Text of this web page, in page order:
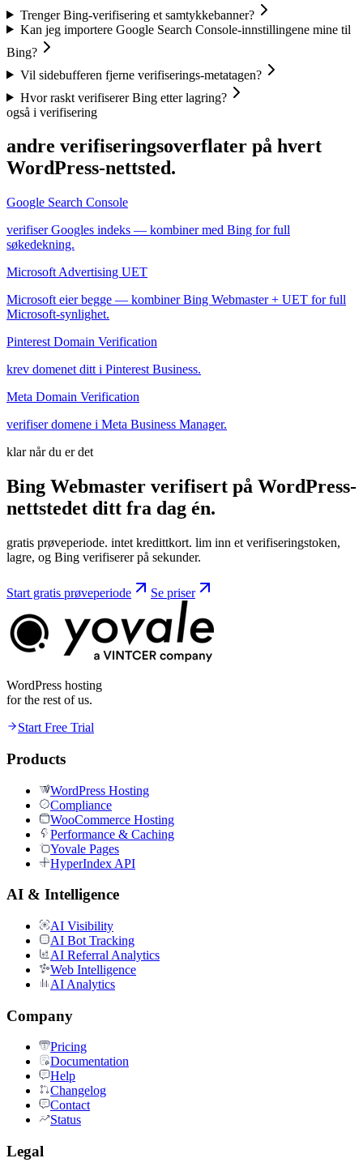
Trenger Bing-verifisering et samtykkebanner?
Kan jeg importere Google Search Console-innstillingene mine til
Bing?
Vil sidebufferen fjerne verifiserings-metatagen?
Hvor raskt verifiserer Bing etter lagring?
også i verifisering
andre verifiseringsoverflater på hvert
WordPress-nettsted.
Google Search Console
verifiser Googles indeks — kombiner med Bing for full
søkedekning.
Microsoft Advertising UET
Microsoft eier begge — kombiner Bing Webmaster + UET for full
Microsoft-synlighet.
Pinterest Domain Verification
krev domenet ditt i Pinterest Business.
Meta Domain Verification
verifiser domene i Meta Business Manager.
klar når du er det
Bing Webmaster verifisert på WordPress-
nettstedet ditt fra dag én.
gratis prøveperiode. intet kredittkort. lim inn et verifiseringstoken,
lagre, og Bing verifiserer på sekunder.
Start gratis prøveperiode Se priser
WordPress hosting
for the rest of us.
Start Free Trial
Products
WordPress Hosting
Compliance
WooCommerce Hosting
Performance & Caching
Yovale Pages
HyperIndex API
AI & Intelligence
AI Visibility
AI Bot Tracking
AI Referral Analytics
Web Intelligence
AI Analytics
Company
Pricing
Documentation
Help
Changelog
Contact
Status
Legal